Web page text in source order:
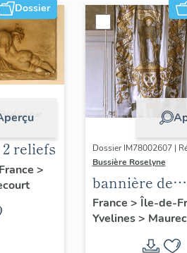
Dossier
par
reliefs
>
Dossier IM78002607 |
Bussière Roselyne
bannière de
procession :
d'Arc
France > Île-de-
Yvelines>